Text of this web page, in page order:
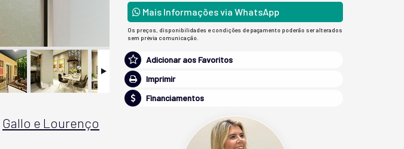
Mais Informações via WhatsApp
Os preços, disponibilidades e condições de pagamento poderão ser alterados
sem prévia comunicação.
Adicionar aos Favoritos
Imprimir
Financiamentos
Gallo e Lourenço